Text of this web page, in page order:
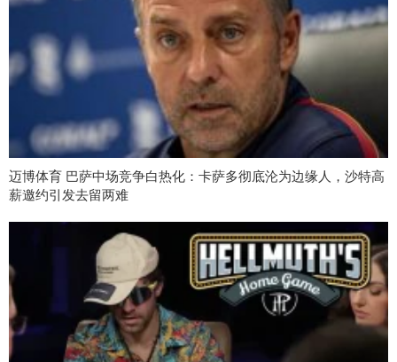
迈博体育 巴萨中场竞争白热化：卡萨多彻底沦为边缘人，沙特高
薪邀约引发去留两难